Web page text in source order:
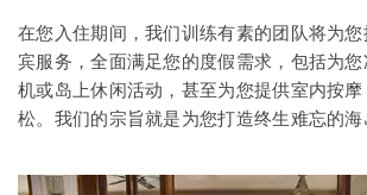
在您入住期间，我们训练有素的团队将为
宾服务，全面满足您的度假需求，包括为
机或岛上休闲活动，甚至为您提供室内按
松。我们的宗旨就是为您打造终生难忘的海